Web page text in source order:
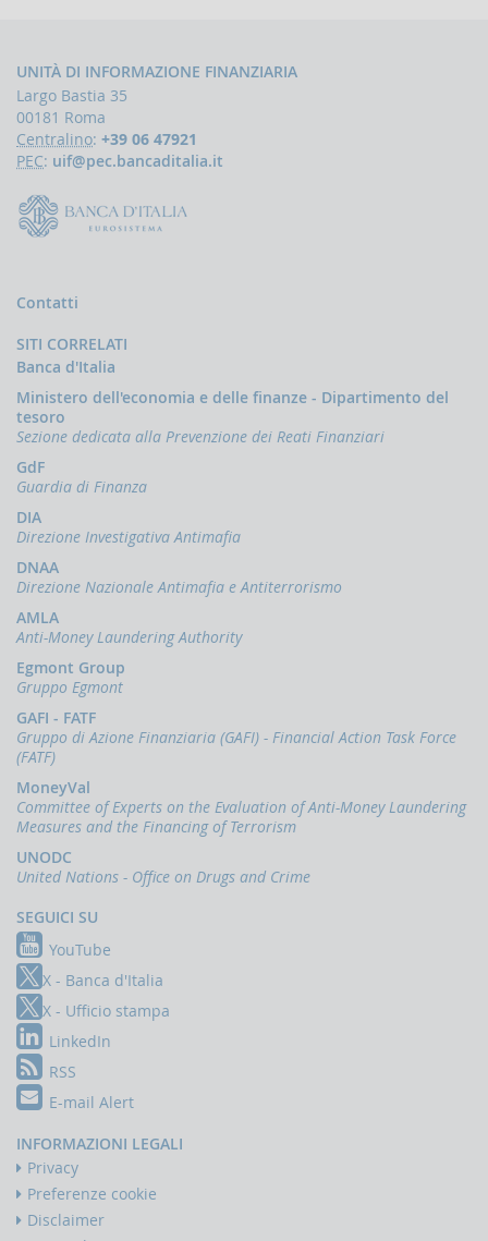
segnalazione
delle
operazioni
sospettepdf605.3
KB
Indicatori,
e
comunicazioni
inerenti
anomalia
di
pubblicazione:
gennaio
2020
automatico
delle
SOS
a
partire
da
file
Data
di
pubblicazione:
18
dicembre
2019
ritorno
informazioni
Data
di
pubblicazione:
27
marzo
2023
nelle
rilevazioni
della
UIF pdf 129.5
KB
Segnalazioni
comunicazioni
di
operazioni
del
KB
Segnalazioni
di
operazioni
sospette:
nuovo
fenomeno
per
anomalie
connesse
all'attuazione
del
PNRRpdf
KB
Segnalazioni
di
operazioni
sospette:
nuove
segnaletiche
nel
comparto
rimessepdf
KB
di
operazioni
nuovi
valori
di
dominio
per
operatori
del
comparto
giochi
KB
Segnalazioni
operazioni
sospette:
nuovi
controlli
valori
UNITÀ DI INFORMAZIONE FINANZIARIA
Largo Bastia 35
00181 Roma
Centralino: +39 06 47921
PEC: uif@pec.bancaditalia.it
Contatti
SITI CORRELATI
Banca d'Italia
Ministero dell'economia e delle finanze - Dipartimento del
tesoro
Sezione dedicata alla Prevenzione dei Reati Finanziari
GdF
Guardia di Finanza
DIA
Direzione Investigativa Antimafia
DNAA
Direzione Nazionale Antimafia e Antiterrorismo
AMLA
Anti-Money Laundering Authority
Egmont Group
Gruppo Egmont
GAFI - FATF
Gruppo di Azione Finanziaria (GAFI) - Financial Action Task Force
(FATF)
MoneyVal
Committee of Experts on the Evaluation of Anti-Money Laundering
Measures and the Financing of Terrorism
UNODC
United Nations - Office on Drugs and Crime
SEGUICI SU
YouTube
X - Banca d'Italia
X - Ufficio stampa
LinkedIn
RSS
E-mail Alert
INFORMAZIONI LEGALI
Privacy
Preferenze cookie
Disclaimer